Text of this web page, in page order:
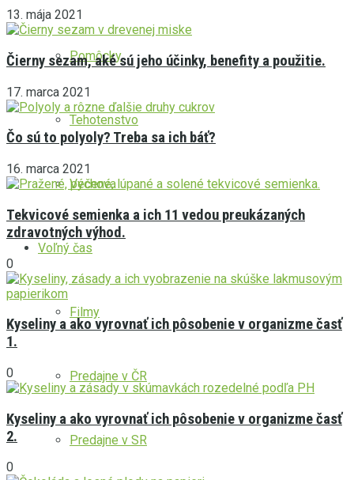
Pomôcky
Tehotenstvo
Výchova
Voľný čas
Filmy
Predajne v ČR
Predajne v SR
13. mája 2021
Čierny sezam, aké sú jeho účinky, benefity a použitie.
17. marca 2021
Čo sú to polyoly? Treba sa ich báť?
16. marca 2021
Tekvicové semienka a ich 11 vedou preukázaných
zdravotných výhod.
0
Kyseliny a ako vyrovnať ich pôsobenie v organizme časť
1.
0
Kyseliny a ako vyrovnať ich pôsobenie v organizme časť
2.
0